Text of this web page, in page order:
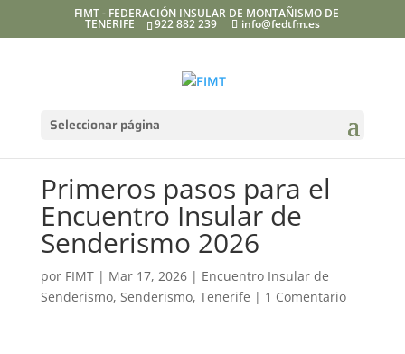
FIMT - FEDERACIÓN INSULAR DE MONTAÑISMO DE
TENERIFE 922 882 239 info@fedtfm.es
Seleccionar página
Primeros pasos para el
Encuentro Insular de
Senderismo 2026
por FIMT| Mar 17, 2026| Encuentro Insular de
Senderismo, Senderismo, Tenerife | 1 Comentario